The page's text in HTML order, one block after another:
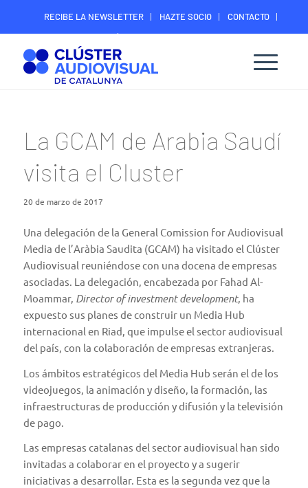
RECIBE LA NEWSLETTER HAZTE SOCIO
CONTACTO
ÁREA DIGITAL SOCIOS
La GCAM de Arabia Saudí
visita el Cluster
20 de marzo de 2017
Una delegación de la General Comission for Audiovisual
Media de l’Aràbia Saudita (GCAM) ha visitado el Clúster
Audiovisual reuniéndose con una docena de empresas
asociadas. La delegación, encabezada por Fahad Al-
Moammar, Director of investment development, ha
expuesto sus planes de construir un Media Hub
internacional en Riad, que impulse el sector audiovisual
del país, con la colaboración de empresas extranjeras.
Los ámbitos estratégicos del Media Hub serán el de los
videojuegos, la animación y diseño, la formación, las
infraestructuras de producción y difusión y la televisión
de pago.
Las empresas catalanas del sector audiovisual han sido
invitadas a colaborar en el proyecto y a sugerir
iniciativas a desarrollar. Esta es la segunda vez que la